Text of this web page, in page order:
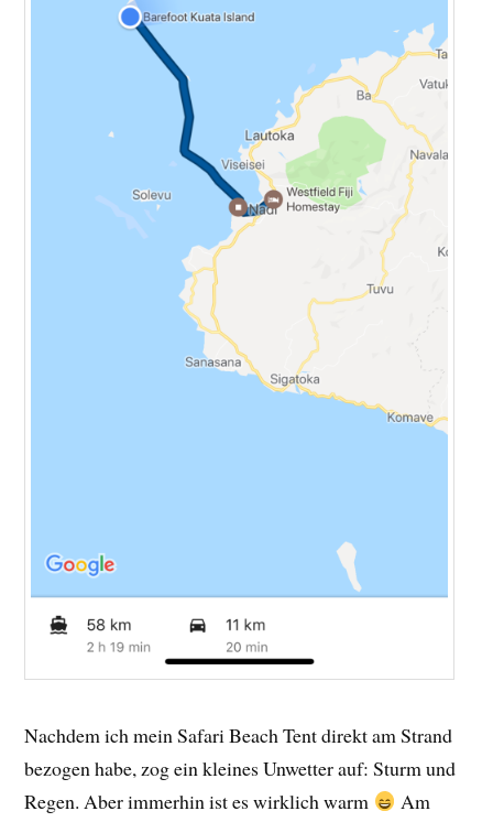
Nachdem ich mein Safari Beach Tent direkt am Strand
bezogen habe, zog ein kleines Unwetter auf: Sturm und
Regen. Aber immerhin ist es wirklich warm
Am